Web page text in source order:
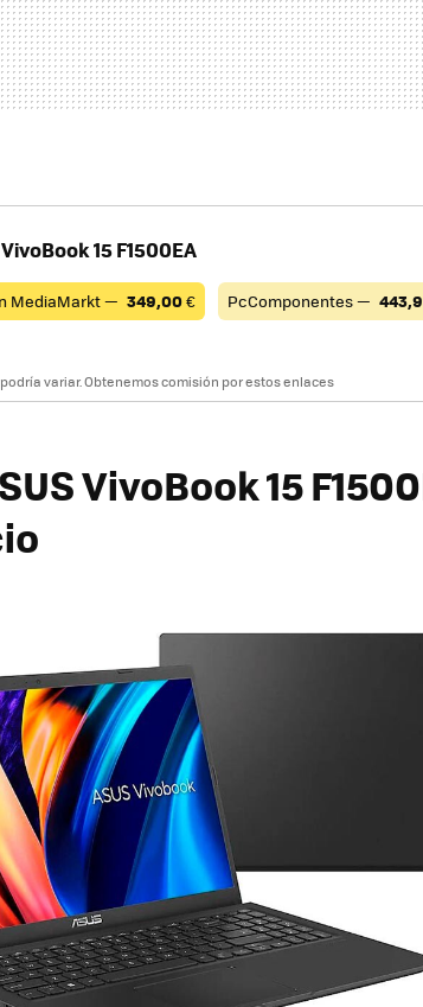
15 F1500EA
MediaMarkt — 349,00€ PcComponentes —
variar. Obtenemos comisión por estos enlaces
VivoBook 15